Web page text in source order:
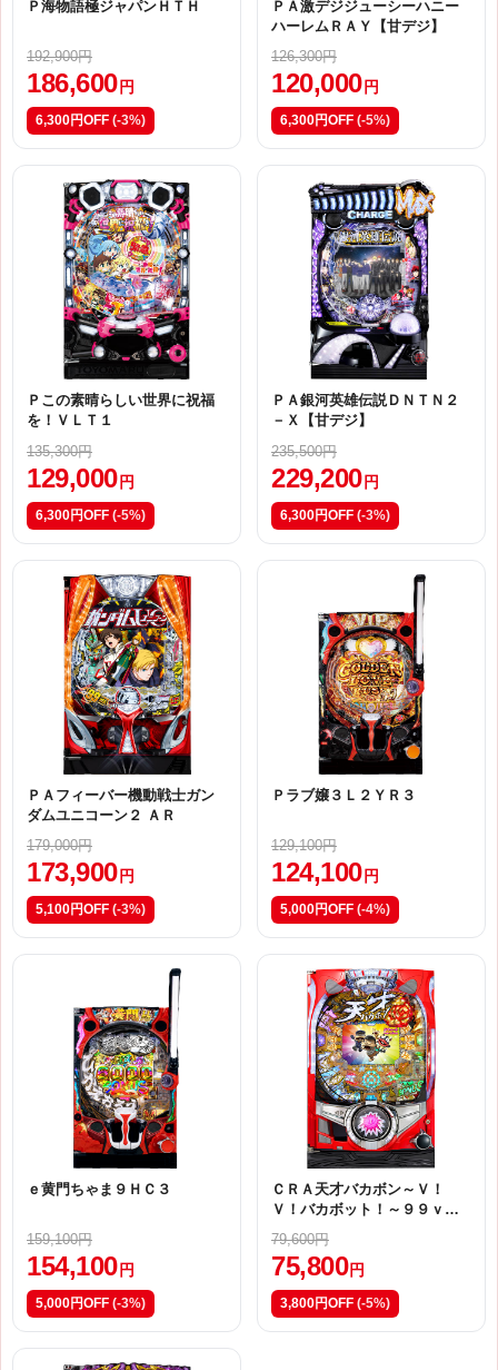
Ｐ海物語極ジャパンＨＴＨ
192,900円
186,600 円
6,300円OFF (-3%)
ＰＡ激デジジューシーハニー
ハーレムＲＡＹ【甘デジ】
126,300円
120,000 円
6,300円OFF (-5%)
Ｐこの素晴らしい世界に祝福
を！ＶＬＴ１
135,300円
129,000 円
6,300円OFF (-5%)
ＰＡ銀河英雄伝説ＤＮＴＮ２
－Ｘ【甘デジ】
235,500円
229,200 円
6,300円OFF (-3%)
ＰＡフィーバー機動戦士ガン
ダムユニコーン２ ＡＲ
179,000円
173,900 円
5,100円OFF (-3%)
Ｐラブ嬢３Ｌ２ＹＲ３
129,100円
124,100 円
5,000円OFF (-4%)
ｅ黄門ちゃま９ＨＣ３
159,100円
154,100 円
5,000円OFF (-3%)
ＣＲＡ天才バカボン～Ｖ！
Ｖ！バカボット！～９９ｖｅ
ｒ．【５ＫＳ（甘デジ）】
79,600円
75,800 円
3,800円OFF (-5%)